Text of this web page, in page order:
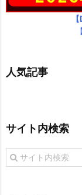
人気記事
サイト内検索